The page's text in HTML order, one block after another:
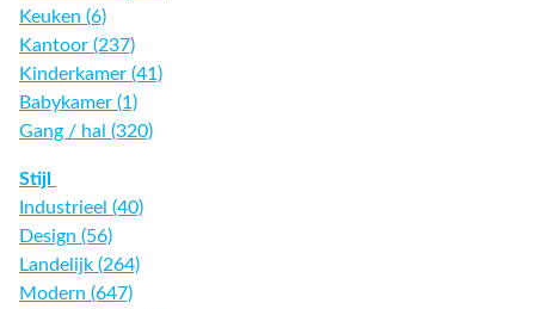
Keuken (6)
Kantoor (237)
Kinderkamer (41)
Babykamer (1)
Gang / hal (320)
Stijl
Industrieel (40)
Design (56)
Landelijk (264)
Modern (647)